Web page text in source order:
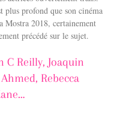
plus profond que son cinéma
Mostra 2018, certainement
précédé sur le sujet.
C Reilly, Joaquin
Rebecca